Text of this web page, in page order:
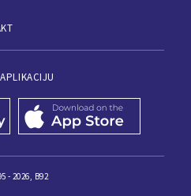
- 2026, B92